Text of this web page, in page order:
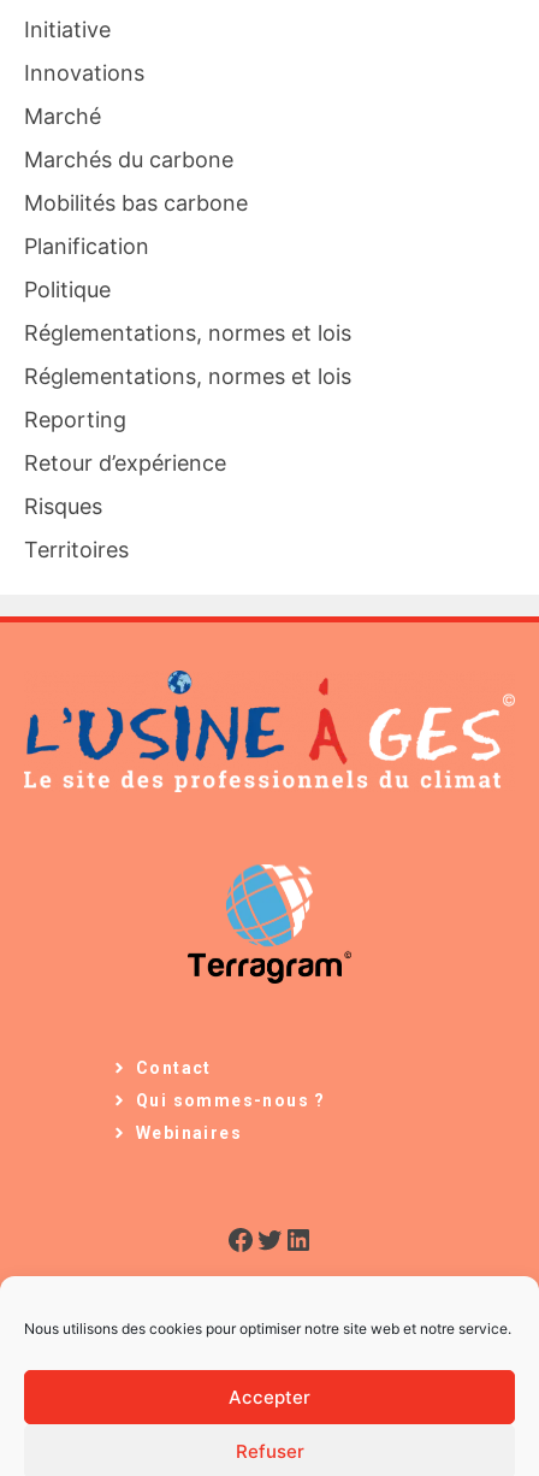
Nous utilisons des cookies pour optimiser notre site web et notre service.
Accepter
Refuser
Initiative
Innovations
Marché
Marchés du carbone
Mobilités bas carbone
Planification
Politique
Réglementations, normes et lois
Réglementations, normes et lois
Reporting
Retour d’expérience
Risques
Territoires
Contact
Qui sommes-nous ?
Webinaires
Facebook
Twitter
LinkedIn
© 2026 L'Usine à Ges